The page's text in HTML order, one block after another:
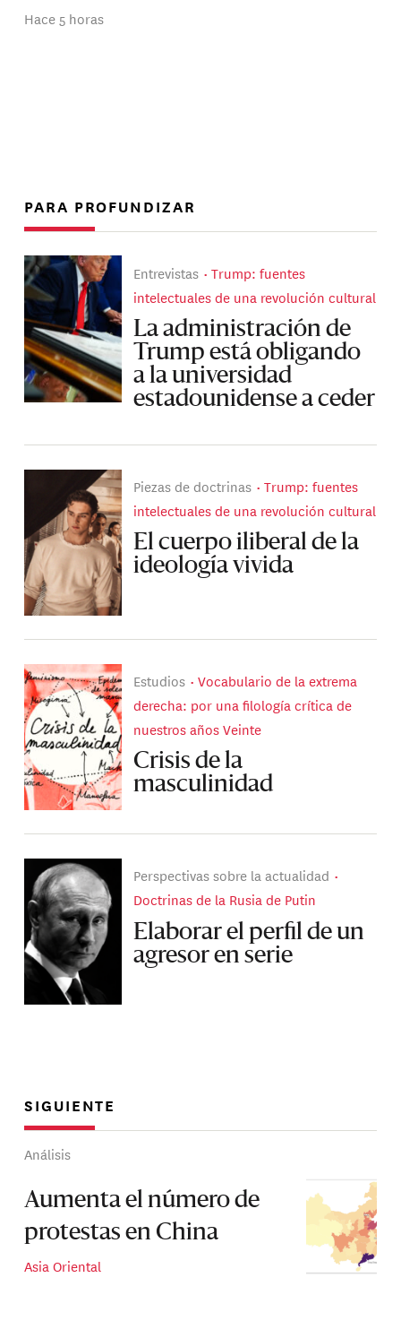
Hace 5 horas
PARA PROFUNDIZAR
Entrevistas
Trump: fuentes
intelectuales de una revolución cultural
La administración de
Trump está obligando
a la universidad
estadounidense a ceder
Piezas de doctrinas
Trump: fuentes
intelectuales de una revolución cultural
El cuerpo iliberal de la
ideología vivida
Estudios
Vocabulario de la extrema
derecha: por una filología crítica de
nuestros años Veinte
Crisis de la
masculinidad
Perspectivas sobre la actualidad
Doctrinas de la Rusia de Putin
Elaborar el perfil de un
agresor en serie
SIGUIENTE
Análisis
Aumenta el número de
protestas en China
Asia Oriental